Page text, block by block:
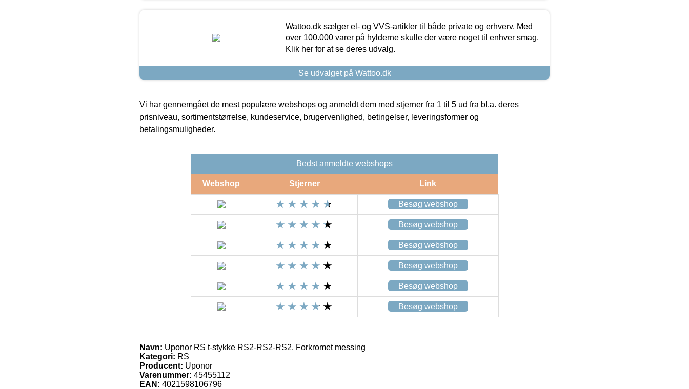
Wattoo.dk sælger el- og VVS-artikler til både private og erhverv. Med
over 100.000 varer på hylderne skulle der være noget til enhver smag.
Klik her for at se deres udvalg.
Se udvalget på Wattoo.dk
Vi har gennemgået de mest populære webshops og anmeldt dem med stjerner fra 1 til 5 ud fra bl.a. deres
prisniveau, sortimentstørrelse, kundeservice, brugervenlighed, betingelser, leveringsformer og
betalingsmuligheder.
Bedst anmeldte webshops
Webshop Stjerner Link
Besøg webshop
Besøg webshop
Besøg webshop
Besøg webshop
Besøg webshop
Besøg webshop
Navn: Uponor RS t-stykke RS2-RS2-RS2. Forkromet messing
Kategori: RS
Producent: Uponor
Varenummer: 45455112
EAN: 4021598106796